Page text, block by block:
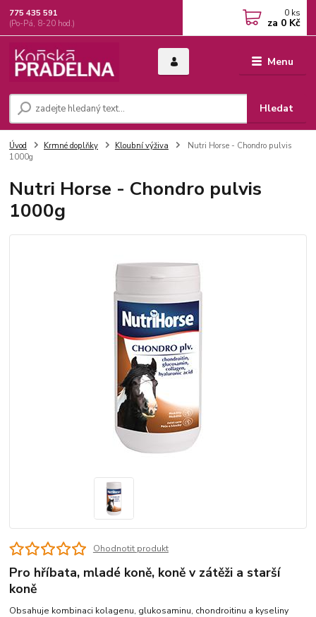
Menu
Hledat
775 435 591
(Po-Pá, 8-20 hod.)
0 ks
za 0 Kč
Úvod Krmné doplňky Kloubní výživa
Nutri Horse - Chondro pulvis
1000g
Nutri Horse - Chondro pulvis
1000g
Ohodnotit produkt
Pro hříbata, mladé koně, koně v zátěži a starší
koně
Obsahuje kombinaci kolagenu, glukosaminu, chondroitinu a kyseliny